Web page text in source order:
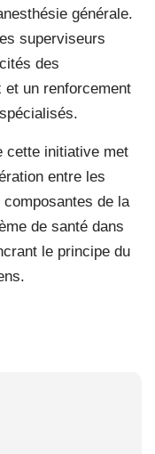
générale.
superviseurs
des
et un renforcement
cette initiative met
entre les
de la
de santé dans
le principe du